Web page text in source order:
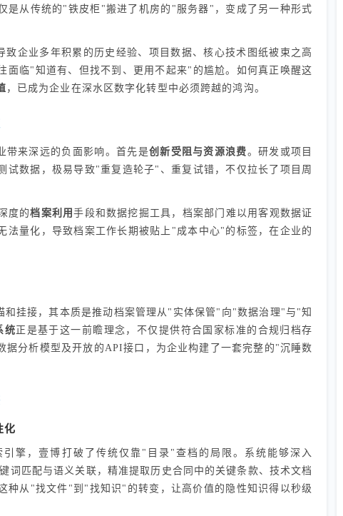
是从传统的"铁皮柜"搬进了机房的"服务器"，变成了另一种形式
企业多年积累的历史经验、项目数据、核心技术图纸被束之高
面临"知道有、但找不到、更用不起来"的尴尬。如何真正唤醒这
，已成为企业在深水区数字化转型中必须跨越的鸿沟。
带来深远的负面影响。首先是创新受阻与资源浪费。研发或项目
试数据，极易导致"重复造轮子"、重复试错，不仅拉长了项目周
度的档案利用手段和数据挖掘工具，档案部门难以用客观数据证
法量化，导致档案工作长期被贴上"成本中心"的标签，在企业的
和挂接，其本质是推动档案管理从"实体保管"向"数据治理"与"知
统 正是基于这一前瞻理念，不仅提供符合国家标准的合规归档存
据分析模型及开放的API接口，为企业构建了一套完整的"沉睡数
化
引擎，壹博打破了传统仅靠"目录"查档的局限。系统能够深入
词匹配与语义关联，精准提取历史合同中的关键条款、技术文档
种从"找文件"到"找知识"的转变，让高价值的隐性知识得以秒级